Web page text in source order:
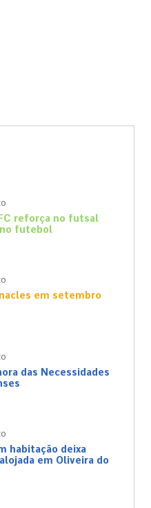
reforça no futsal
futebol
em setembro
das Necessidades
habitação deixa
em Oliveira do